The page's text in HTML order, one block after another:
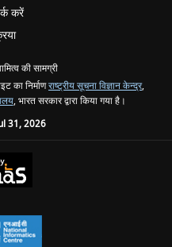
करें
की सामग्री
का निर्माणराष्ट्रीय सूचना विज्ञान केन्द्र,
, भारत सरकार द्वारा किया गया है।
31, 2026